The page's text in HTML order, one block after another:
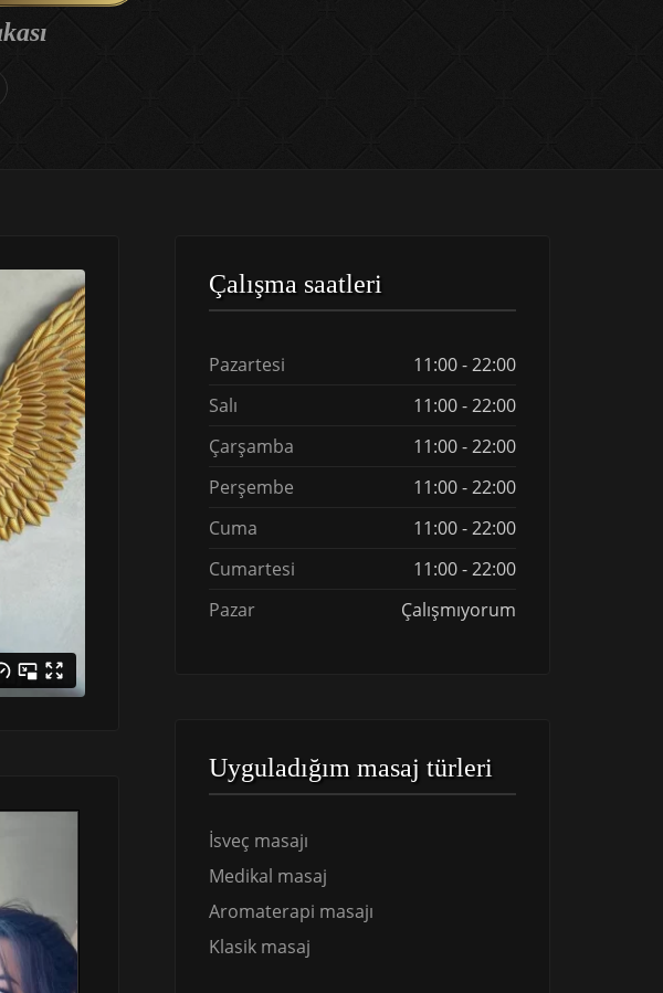
Çalışma saatleri
Pazartesi
11:00 - 22:00
Salı
11:00 - 22:00
Çarşamba
11:00 - 22:00
Perşembe
11:00 - 22:00
Cuma
11:00 - 22:00
Cumartesi
11:00 - 22:00
Pazar
Çalışmıyorum
Uyguladığım masaj türleri
İsveç masajı
Medikal masaj
Aromaterapi masajı
Klasik masaj